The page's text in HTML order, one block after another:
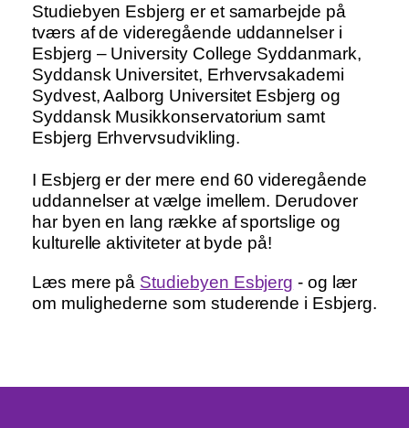
Studiebyen Esbjerg er et samarbejde på
tværs af de videregående uddannelser i
Esbjerg – University College Syddanmark,
Syddansk Universitet, Erhvervsakademi
Sydvest, Aalborg Universitet Esbjerg og
Syddansk Musikkonservatorium samt
Esbjerg Erhvervsudvikling.
I Esbjerg er der mere end 60 videregående
uddannelser at vælge imellem. Derudover
har byen en lang række af sportslige og
kulturelle aktiviteter at byde på!
Læs mere på Studiebyen Esbjerg - og lær
om mulighederne som studerende i Esbjerg.